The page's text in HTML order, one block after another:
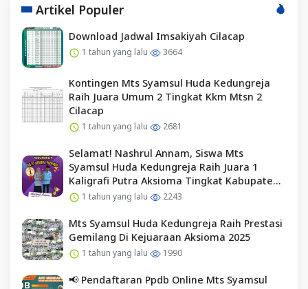
Artikel Populer
Download Jadwal Imsakiyah Cilacap
1 tahun yang lalu 3664
Kontingen Mts Syamsul Huda Kedungreja
Raih Juara Umum 2 Tingkat Kkm Mtsn 2
Cilacap
1 tahun yang lalu 2681
Selamat! Nashrul Annam, Siswa Mts
Syamsul Huda Kedungreja Raih Juara 1
Kaligrafi Putra Aksioma Tingkat Kabupaten
Cilacap
1 tahun yang lalu 2243
Mts Syamsul Huda Kedungreja Raih Prestasi
Gemilang Di Kejuaraan Aksioma 2025
1 tahun yang lalu 1990
📢 Pendaftaran Ppdb Online Mts Syamsul